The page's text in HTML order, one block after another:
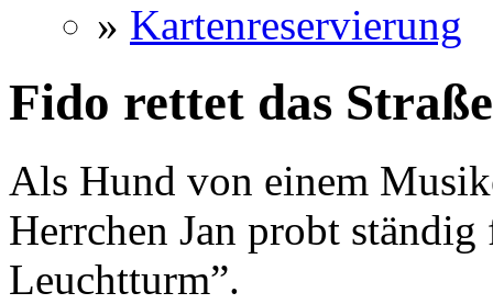
» Kartenreservierung
Fido rettet das
Als Hund von einem
Herrchen Jan probt ständig
Leuchtturm”.